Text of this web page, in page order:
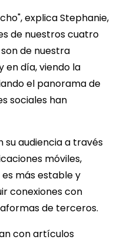
explica Stephanie,
de nuestros cuatro
de nuestra
en día, viendo la
el panorama de
sociales han
audiencia a través
móviles,
más estable y
conexiones con
de terceros.
con artículos